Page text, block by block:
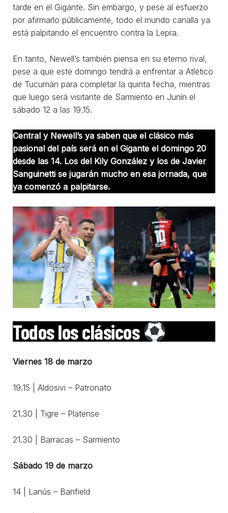
tarde en el Gigante. Sin embargo, y pese al esfuerzo
por afirmarlo públicamente, todo el mundo canalla ya
está palpitando el encuentro contra la Lepra.
En tanto, Newell’s también piensa en su eterno rival,
pese a que este domingo tendrá a enfrentar a Atlético
de Tucumán para completar la quinta fecha, mientras
que luego será visitante de Sarmiento en Junín el
sábado 12 a las 19.15.
Central y Newell’s ya saben que el clásico más
pasional del país será en el Gigante el domingo 20
desde las 14. Los del Kily González y los de Javier
Sanguinetti se jugarán mucho en esa jornada, que
ya comenzó a palpitarse.
Todos los clásicos
Viernes 18 de marzo
19.15 | Aldosivi – Patronato
21.30 | Tigre – Platense
21.30 | Barracas – Sarmiento
Sábado 19 de marzo
14 | Lanús – Banfield